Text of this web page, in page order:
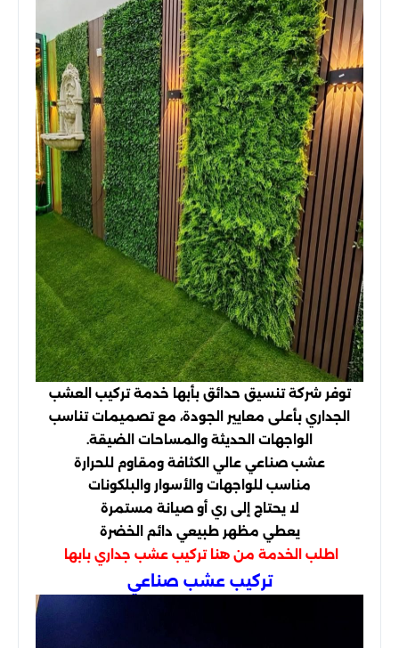
توفر شركة تنسيق حدائق بأبها خدمة تركيب العشب
الجداري بأعلى معايير الجودة، مع تصميمات تناسب
الواجهات الحديثة والمساحات الضيقة.
عشب صناعي عالي الكثافة ومقاوم للحرارة
مناسب للواجهات والأسوار والبلكونات
لا يحتاج إلى ري أو صيانة مستمرة
يعطي مظهر طبيعي دائم الخضرة
اطلب الخدمة من هناتركيب عشب جداري بابها
تركيب عشب صناعي